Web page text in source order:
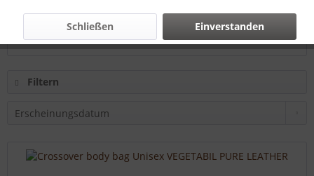
Filtern
Einverstanden
Schließen